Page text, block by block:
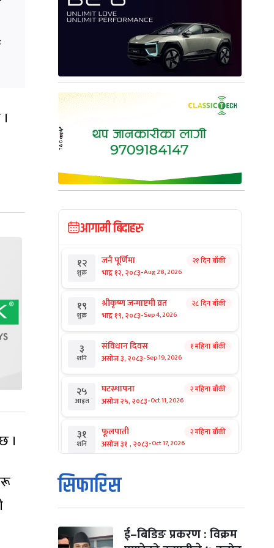
।
आगामी बिदाहरु
१२
शुक्र
जनै पूर्णिमा
भाद्र १२, २०८३-Aug 28, 2026
२१ दिन बाँकी
१९
शुक्र
श्रीकृष्ण जन्माष्टमी व्रत
भाद्र १९, २०८३-Sep 4, 2026
२८ दिन बाँकी
३
शनि
संविधान दिवस
असोज ३, २०८३-Sep 19, 2026
१ महिना बाँकी
२५
आइत
घटस्थापना
असोज २५, २०८३-Oct 11, 2026
२ महिना बाँकी
३१
शनि
फूलपाती
असोज ३१ , २०८३-Oct 17, 2026
२ महिना बाँकी
१
आइत
कार्तिक सङ्क्रान्ति
कार्तिक १, २०८३
मंगल कार्तिक ३, २०८३-Oct 20, 2026
सिफारिस
ई–बिडिङ प्रकरण : विक्रम